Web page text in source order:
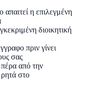
η επιλεγμένη
διοικητική
πριν γίνει
σας
από την
στο